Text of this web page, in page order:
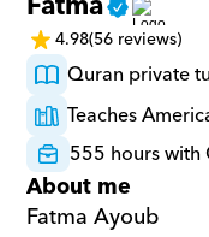
4.98(56 reviews)
Quran private
Teaches
555 hours with
About me
Fatma Ayoub